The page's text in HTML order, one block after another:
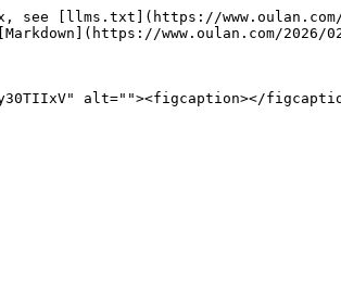
see [llms.txt](https://
www.oulan.com/2026/
alt=""><figcaption></